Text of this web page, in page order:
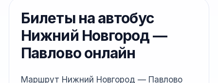
Билеты на автобус
Нижний Новгород —
Павлово онлайн
Маршрут Нижний Новгород — Павлово